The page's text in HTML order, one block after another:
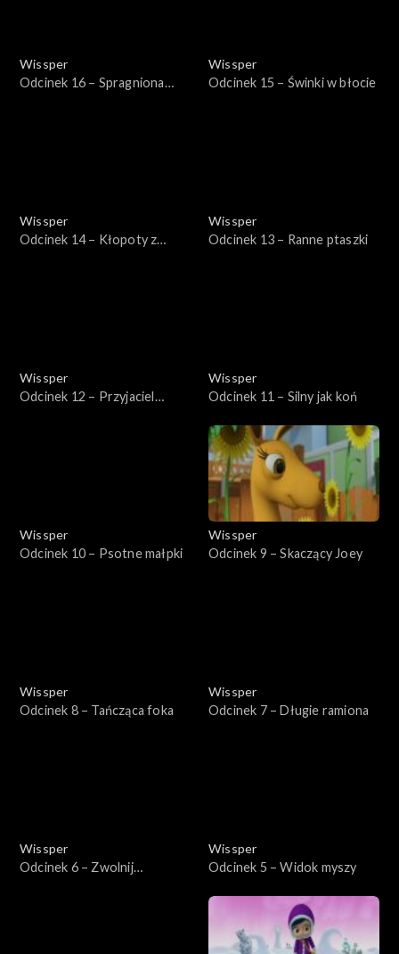
Wissper
Odcinek 16 – Spragniona
Wissper
Odcinek 15 – Świnki w błocie
Wissper
Odcinek 14 – Kłopoty z
Wissper
Odcinek 13 – Ranne ptaszki
Wissper
Odcinek 12 – Przyjaciel
Wissper
Odcinek 11 – Silny jak koń
Wissper
Odcinek 10 – Psotne małpki
Wissper
Odcinek 9 – Skaczący Joey
Wissper
Odcinek 8 – Tańcząca foka
Wissper
Odcinek 7 – Długie ramiona
Wissper
Odcinek 6 – Zwolnij
Wissper
Odcinek 5 – Widok myszy